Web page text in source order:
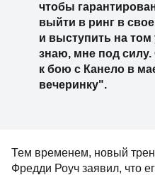
чтобы
выйти в ринг в
и выступить на
знаю, мне под
к бою с Канело в
вечеринку".
Тем временем, новый
Фредди Роуч заявил, что